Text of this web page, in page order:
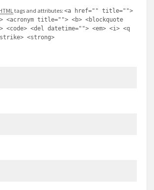
tags and attributes: <a href="" title="">
title=""> <b> <blockquote
<del datetime=""> <em> <i> <q
<strong>